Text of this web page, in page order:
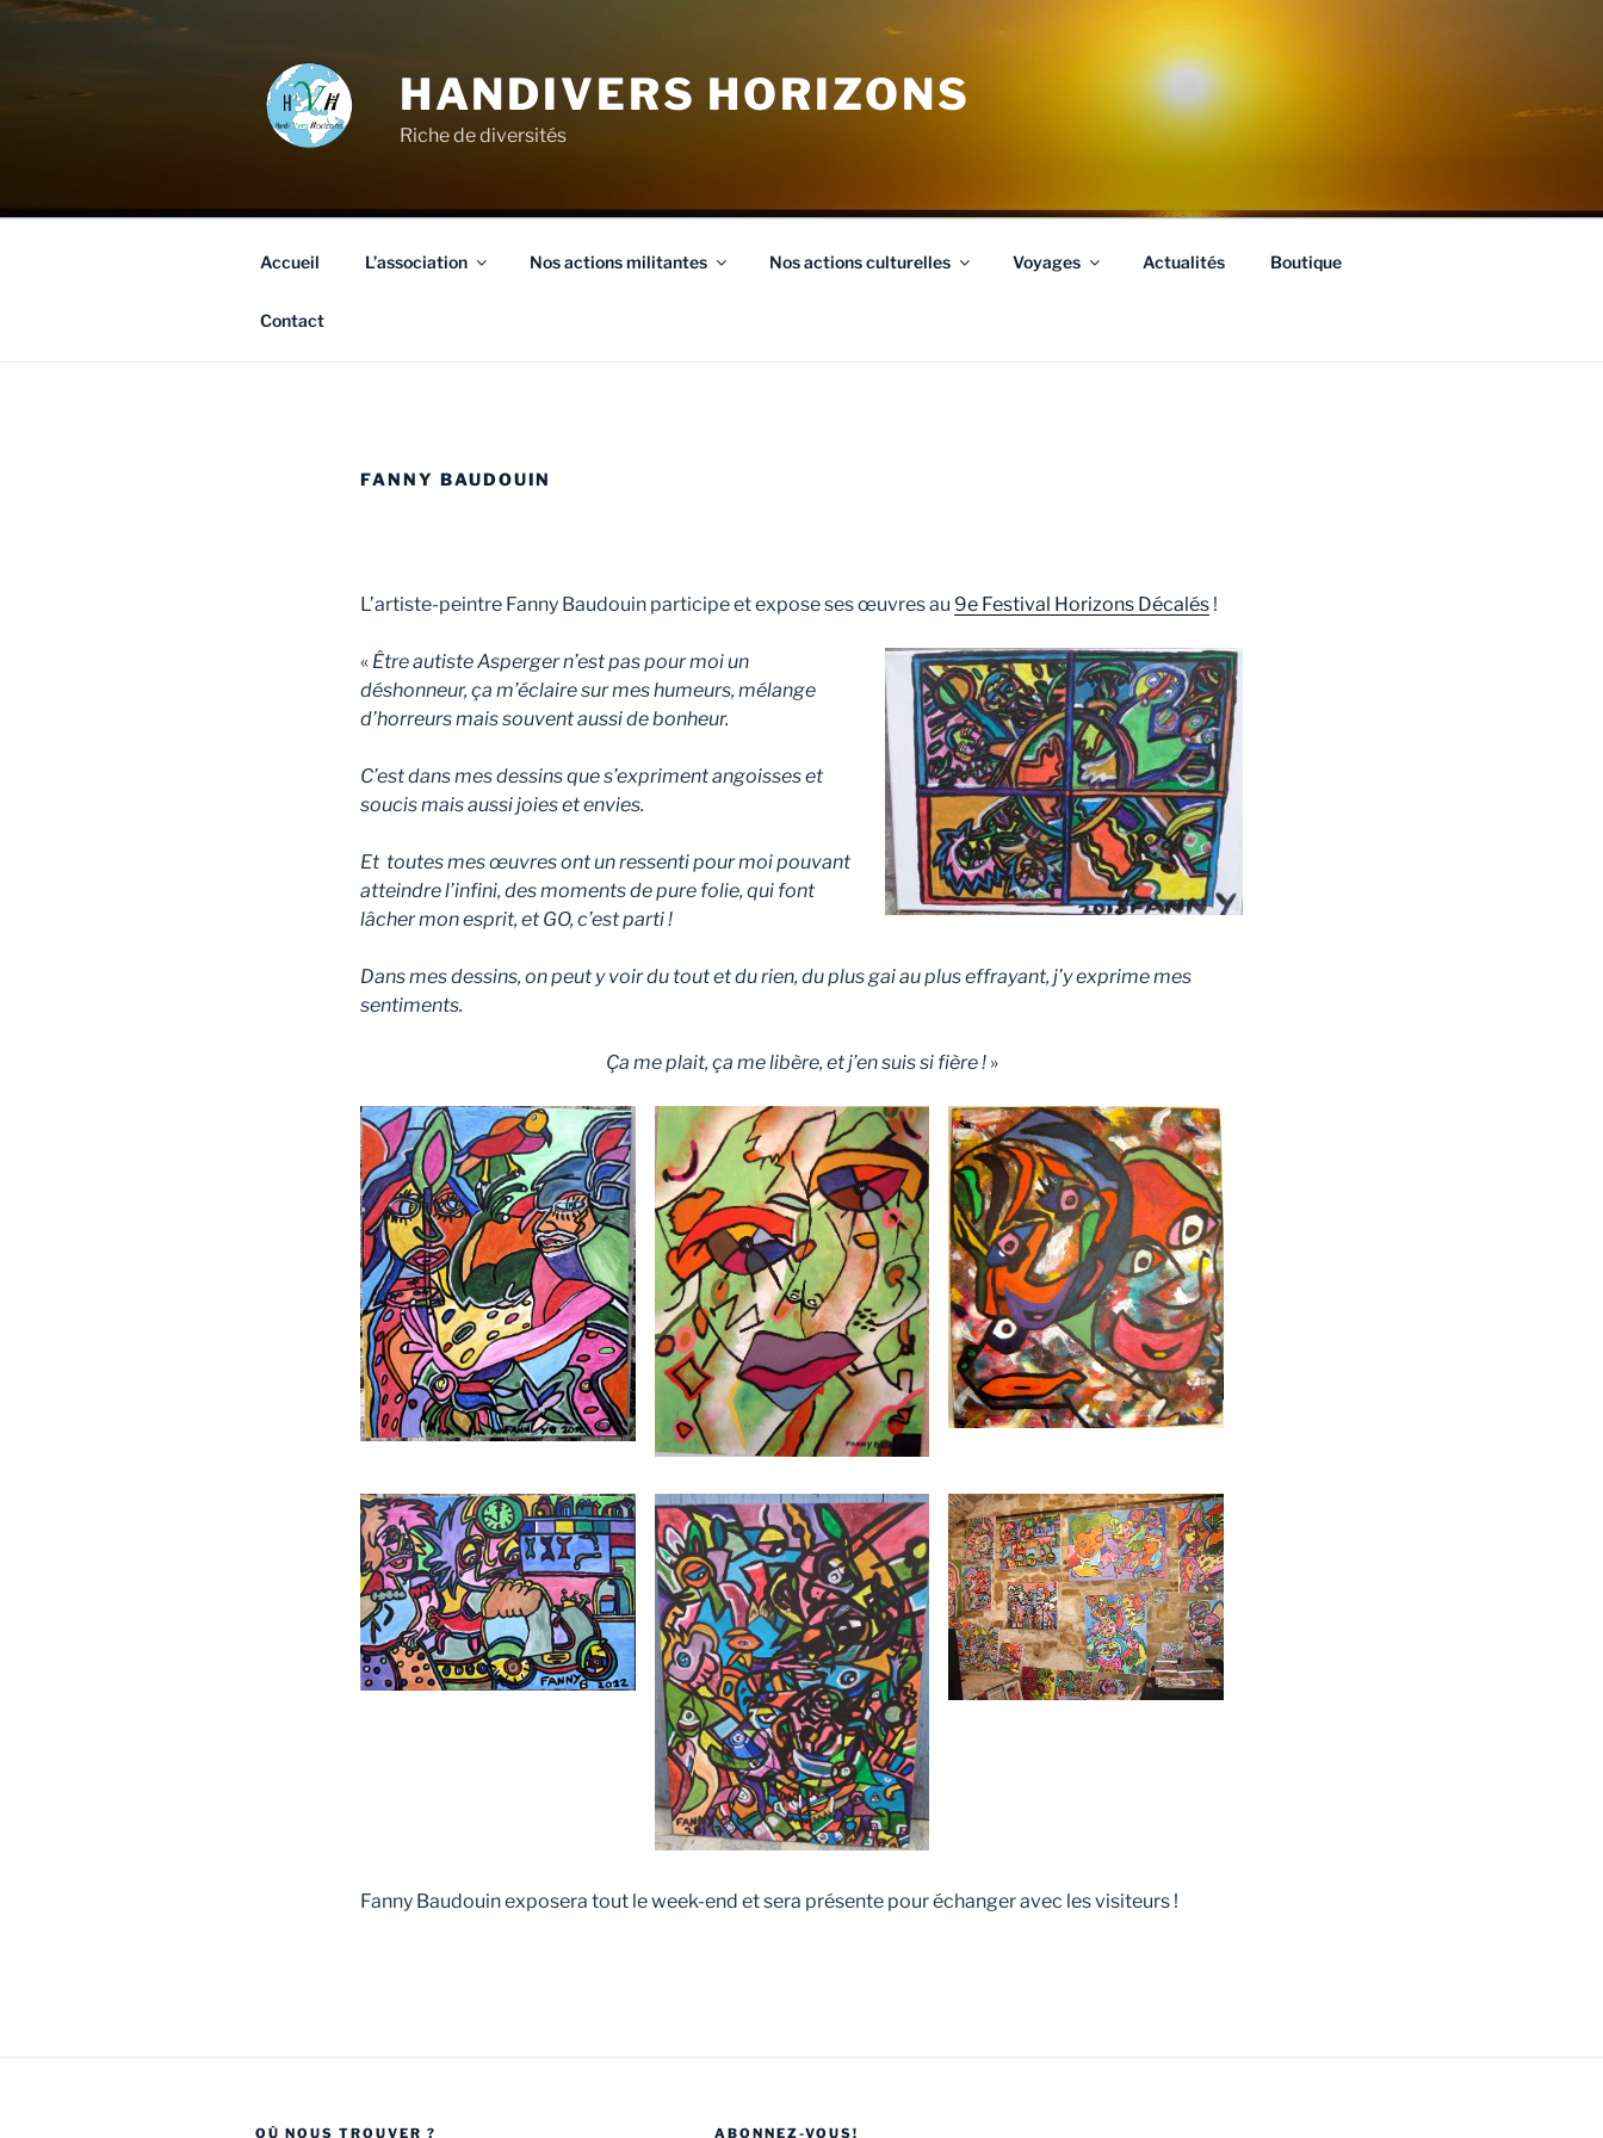
HANDIVERS HORIZONS
Riche de diversités
Accueil L’association Nos actions militantes Nos actions culturelles Voyages Actualités Boutique
Contact
FANNY BAUDOUIN
L’artiste-peintre Fanny Baudouin participe et expose ses œuvres au 9e Festival Horizons Décalés !
« Être autiste Asperger n’est pas pour moi un
déshonneur, ça m’éclaire sur mes humeurs, mélange
d’horreurs mais souvent aussi de bonheur.
C’est dans mes dessins que s’expriment angoisses et
soucis mais aussi joies et envies.
Et toutes mes œuvres ont un ressenti pour moi pouvant
atteindre l’infini, des moments de pure folie, qui font
lâcher mon esprit, et GO, c’est parti !
Dans mes dessins, on peut y voir du tout et du rien, du plus gai au plus effrayant, j’y exprime mes
sentiments.
Ça me plait, ça me libère, et j’en suis si fière !»
Fanny Baudouin exposera tout le week-end et sera présente pour échanger avec les visiteurs !
OÙ NOUS TROUVER ? ABONNEZ-VOUS!